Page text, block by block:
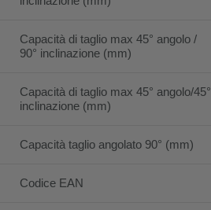
Capacità di taglio max 45° angolo /
90° inclinazione (mm)
Capacità di taglio max 45° angolo/45°
inclinazione (mm)
Capacità taglio angolato 90° (mm)
Codice EAN